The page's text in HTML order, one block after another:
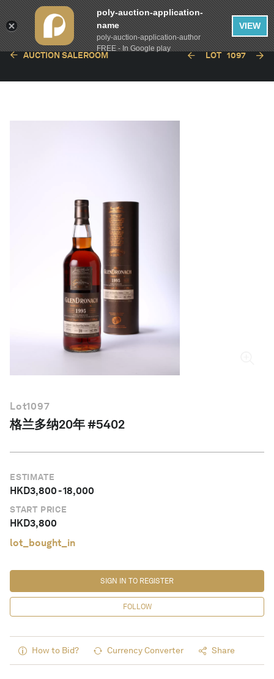
AUCTION SALEROOM LOT 1097
Lot1097
格兰多纳20年 #5402
ESTIMATE
HKD3,800-18,000
START PRICE
HKD3,800
lot_bought_in
FOLLOW
SIGN IN TO REGISTER
How to Bid? Currency Converter Share
poly-auction-application-
name
poly-auction-application-author
FREE - In Google play
VIEW